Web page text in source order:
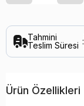
Tahmini
Teslim Süresi :
Ürün Özellikleri